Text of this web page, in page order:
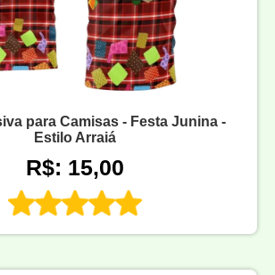
para Camisas - Festa Junina -
Estilo Arraiá
R$: 15,00